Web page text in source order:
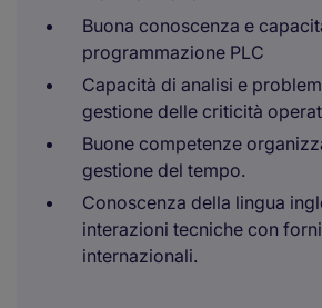
Buona conoscenza e
programmazione PLC
Capacità di analisi e
gestione delle criticità
Buone competenze
gestione del tempo.
Conoscenza della lingua
interazioni tecniche con
internazionali.